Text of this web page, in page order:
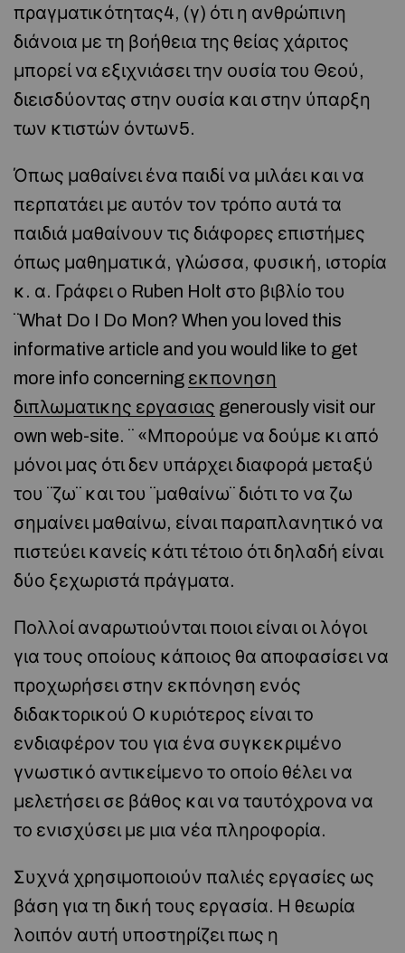
πραγματικότητας4, (γ) ότι η ανθρώπινη
διάνοια με τη βοήθεια της θείας χάριτος
μπορεί να εξιχνιάσει την ουσία του Θεού,
διεισδύοντας στην ουσία και στην ύπαρξη
των κτιστών όντων5.
Όπως μαθαίνει ένα παιδί να μιλάει και να
περπατάει με αυτόν τον τρόπο αυτά τα
παιδιά μαθαίνουν τις διάφορες επιστήμες
όπως μαθηματικά, γλώσσα, φυσική, ιστορία
κ. α. Γράφει ο Ruben Holt στο βιβλίο του
¨What Do I Do Mon? When you loved this
informative article and you would like to get
more info concerning εκπονηση
διπλωματικης εργασιας generously visit our
own web-site. ¨ «Μπορούμε να δούμε κι από
μόνοι μας ότι δεν υπάρχει διαφορά μεταξύ
του ¨ζω¨ και του ¨μαθαίνω¨ διότι το να ζω
σημαίνει μαθαίνω, είναι παραπλανητικό να
πιστεύει κανείς κάτι τέτοιο ότι δηλαδή είναι
δύο ξεχωριστά πράγματα.
Πολλοί αναρωτιούνται ποιοι είναι οι λόγοι
για τους οποίους κάποιος θα αποφασίσει να
προχωρήσει στην εκπόνηση ενός
διδακτορικού Ο κυριότερος είναι το
ενδιαφέρον του για ένα συγκεκριμένο
γνωστικό αντικείμενο το οποίο θέλει να
μελετήσει σε βάθος και να ταυτόχρονα να
το ενισχύσει με μια νέα πληροφορία.
Συχνά χρησιμοποιούν παλιές εργασίες ως
βάση για τη δική τους εργασία. Η θεωρία
λοιπόν αυτή υποστηρίζει πως η